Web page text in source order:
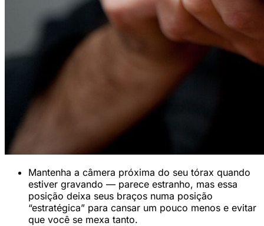
Mantenha a câmera próxima do seu tórax quando
estiver gravando — parece estranho, mas essa
posição deixa seus braços numa posição
“estratégica” para cansar um pouco menos e evitar
que você se mexa tanto.